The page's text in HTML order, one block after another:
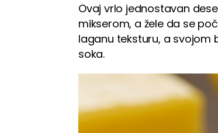
Ovaj vrlo jednostavan
mikserom, a žele da se
laganu teksturu, a svojom
soka.